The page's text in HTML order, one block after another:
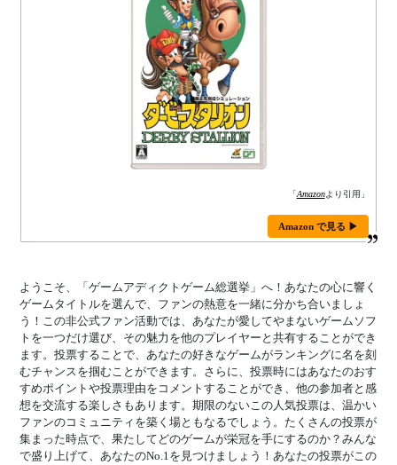
「Amazonより引用」
Amazon で見る ▶
ようこそ、「ゲームアディクトゲーム総選挙」へ！あなたの心に響く
ゲームタイトルを選んで、ファンの熱意を一緒に分かち合いましょ
う！この非公式ファン活動では、あなたが愛してやまないゲームソフ
トを一つだけ選び、その魅力を他のプレイヤーと共有することができ
ます。投票することで、あなたの好きなゲームがランキングに名を刻
むチャンスを掴むことができます。さらに、投票時にはあなたのおす
すめポイントや投票理由をコメントすることができ、他の参加者と感
想を交流する楽しさもあります。期限のないこの人気投票は、温かい
ファンのコミュニティを築く場ともなるでしょう。たくさんの投票が
集まった時点で、果たしてどのゲームが栄冠を手にするのか？みんな
で盛り上げて、あなたのNo.1を見つけましょう！あなたの投票がこの